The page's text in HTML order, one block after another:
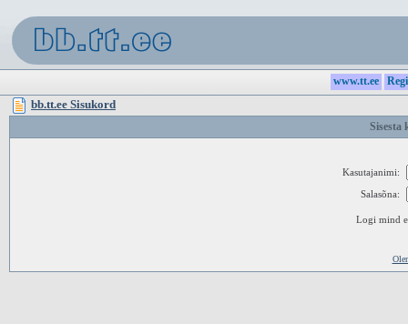
www.tt.ee
bb.tt.ee Sisukord
Sisesta
Kasutajanimi:
Salasõna:
Logi mind